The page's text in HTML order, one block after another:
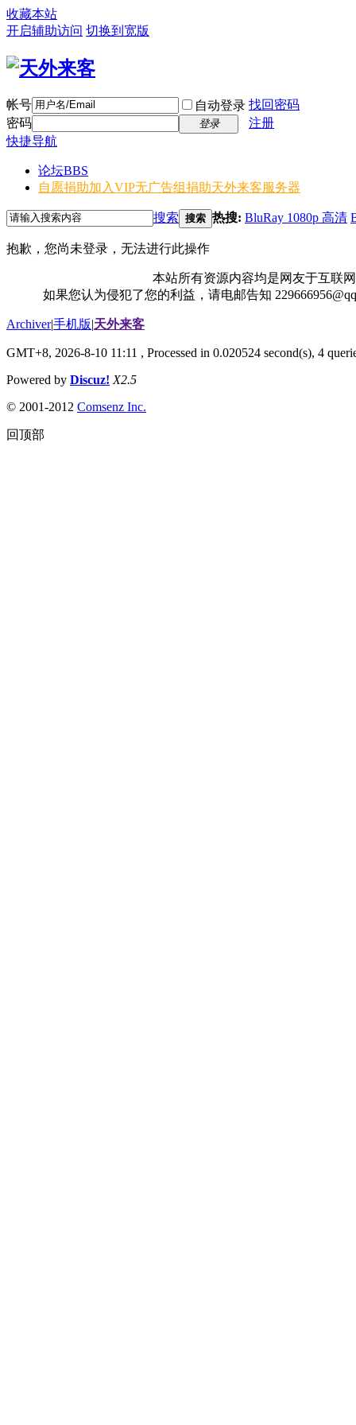
收藏本站
开启辅助访问 切换到宽版
帐号 自动登录 找回密码
密码
登录
注册
快捷导航
论坛BBS
自愿捐助加入VIP无广告组捐助天外来客服务器
搜索 搜索 热搜: BluRay 1080p 高清
抱歉，您尚未登录，无法进行此操作
本站所有资源内容均是网友于互联
如果您认为侵犯了您的利益，请电邮告知
Archiver|手机版|天外来客
GMT+8, 2026-8-10 11:11 , Processed in 0.020524 second(s), 4
Powered by Discuz! X2.5
© 2001-2012 Comsenz Inc.
回顶部